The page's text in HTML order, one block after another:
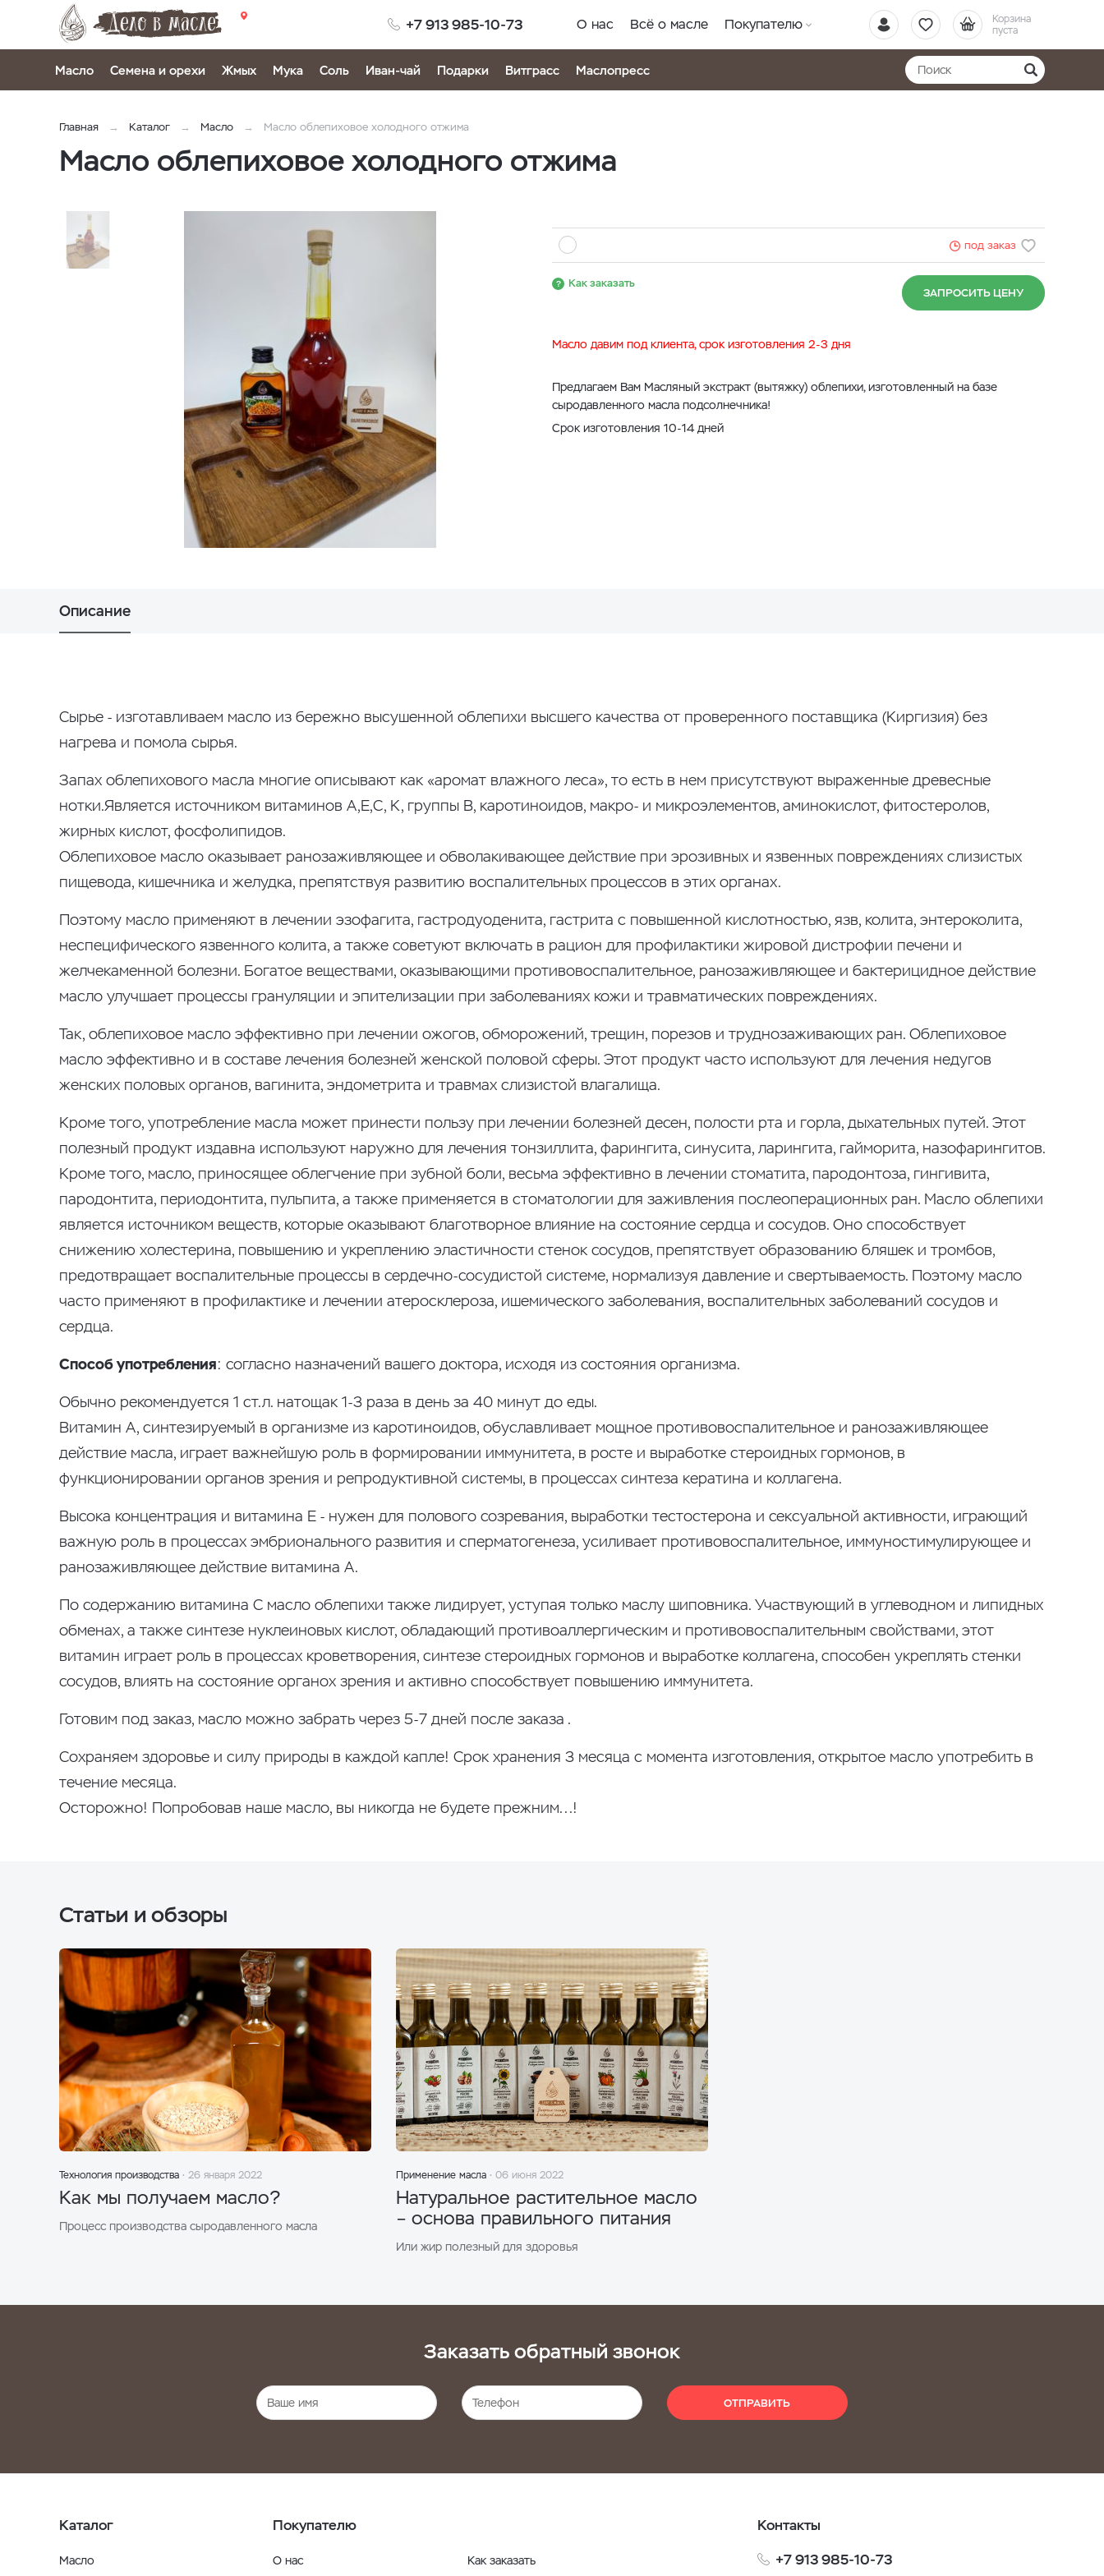
+7 913 985-10-73
Корзина
пуста
О нас Всё о масле Покупателю
Масло Семена и орехи Жмых Мука Соль Иван-чай Подарки Витграсс Маслопресс
Главная Каталог Масло Масло облепиховое холодного отжима
Масло облепиховое холодного отжима
под заказ
Как заказать
ЗАПРОСИТЬ ЦЕНУ
Масло давим под клиента, срок изготовления 2-3 дня
Предлагаем Вам Масляный экстракт (вытяжку) облепихи, изготовленный на базе
сыродавленного масла подсолнечника!
Срок изготовления 10-14 дней
Описание
Сырье - изготавливаем масло из бережно высушенной облепихи высшего качества от проверенного поставщика (Киргизия) без
нагрева и помола сырья.
Запах облепихового масла многие описывают как «аромат влажного леса», то есть в нем присутствуют выраженные древесные
нотки.Является источником витаминов А,Е,С, К, группы В, каротиноидов, макро- и микроэлементов, аминокислот, фитостеролов,
жирных кислот, фосфолипидов.
Облепиховое масло оказывает ранозаживляющее и обволакивающее действие при эрозивных и язвенных повреждениях слизистых
пищевода, кишечника и желудка, препятствуя развитию воспалительных процессов в этих органах.
Поэтому масло применяют в лечении эзофагита, гастродуоденита, гастрита с повышенной кислотностью, язв, колита, энтероколита,
неспецифического язвенного колита, а также советуют включать в рацион для профилактики жировой дистрофии печени и
желчекаменной болезни. Богатое веществами, оказывающими противовоспалительное, ранозаживляющее и бактерицидное действие
масло улучшает процессы грануляции и эпителизации при заболеваниях кожи и травматических повреждениях.
Так, облепиховое масло эффективно при лечении ожогов, обморожений, трещин, порезов и труднозаживающих ран. Облепиховое
масло эффективно и в составе лечения болезней женской половой сферы. Этот продукт часто используют для лечения недугов
женских половых органов, вагинита, эндометрита и травмах слизистой влагалища.
Кроме того, употребление масла может принести пользу при лечении болезней десен, полости рта и горла, дыхательных путей. Этот
полезный продукт издавна используют наружно для лечения тонзиллита, фарингита, синусита, ларингита, гайморита, назофарингитов.
Кроме того, масло, приносящее облегчение при зубной боли, весьма эффективно в лечении стоматита, пародонтоза, гингивита,
пародонтита, периодонтита, пульпита, а также применяется в стоматологии для заживления послеоперационных ран. Масло облепихи
является источником веществ, которые оказывают благотворное влияние на состояние сердца и сосудов. Оно способствует
снижению холестерина, повышению и укреплению эластичности стенок сосудов, препятствует образованию бляшек и тромбов,
предотвращает воспалительные процессы в сердечно-сосудистой системе, нормализуя давление и свертываемость. Поэтому масло
часто применяют в профилактике и лечении атеросклероза, ишемического заболевания, воспалительных заболеваний сосудов и
сердца.
Способ употребления: согласно назначений вашего доктора, исходя из состояния организма.
Обычно рекомендуется 1 ст.л. натощак 1-3 раза в день за 40 минут до еды.
Витамин А, синтезируемый в организме из каротиноидов, обуславливает мощное противовоспалительное и ранозаживляющее
действие масла, играет важнейшую роль в формировании иммунитета, в росте и выработке стероидных гормонов, в
функционировании органов зрения и репродуктивной системы, в процессах синтеза кератина и коллагена.
Высока концентрация и витамина Е - нужен для полового созревания, выработки тестостерона и сексуальной активности, играющий
важную роль в процессах эмбрионального развития и сперматогенеза, усиливает противовоспалительное, иммуностимулирующее и
ранозаживляющее действие витамина А.
По содержанию витамина С масло облепихи также лидирует, уступая только маслу шиповника. Участвующий в углеводном и липидных
обменах, а также синтезе нуклеиновых кислот, обладающий противоаллергическим и противовоспалительным свойствами, этот
витамин играет роль в процессах кроветворения, синтезе стероидных гормонов и выработке коллагена, способен укреплять стенки
сосудов, влиять на состояние органох зрения и активно способствует повышению иммунитета.
Готовим под заказ, масло можно забрать через 5-7 дней после заказа .
Сохраняем здоровье и силу природы в каждой капле! Срок хранения 3 месяца с момента изготовления, открытое масло употребить в
течение месяца.
Осторожно! Попробовав наше масло, вы никогда не будете прежним...!
Статьи и обзоры
Технология производства 26 января 2022
Как мы получаем масло?
Процесс производства сыродавленного масла
Применение масла 06 июня 2022
Натуральное растительное масло
– основа правильного питания
Или жир полезный для здоровья
Заказать обратный звонок
ОТПРАВИТЬ
Каталог
Масло
Покупателю
О нас Как заказать
Контакты
+7 913 985-10-73